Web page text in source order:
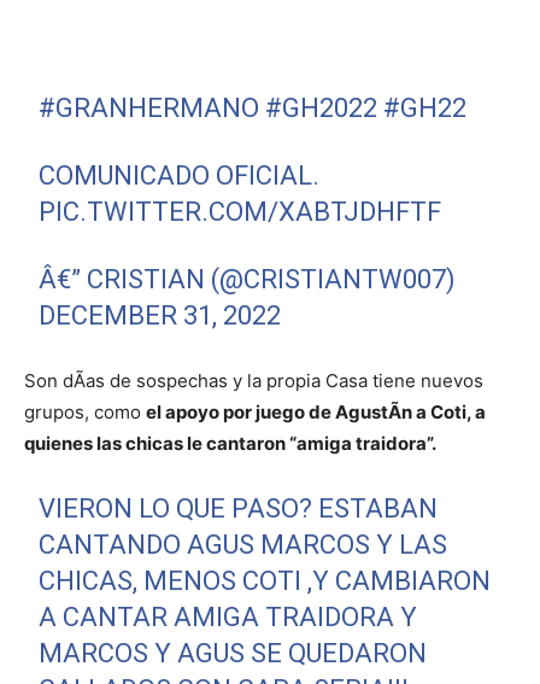
#GRANHERMANO #GH2022 #GH22
COMUNICADO OFICIAL.
PIC.TWITTER.COM/XABTJDHFTF
Â€” CRISTIAN (@CRISTIANTW007)
DECEMBER 31, 2022
Son dÃ­as de sospechas y la propia Casa tiene nuevos
grupos, como el apoyo por juego de AgustÃ­n a Coti, a
quienes las chicas le cantaron “amiga traidora”.
VIERON LO QUE PASO? ESTABAN
CANTANDO AGUS MARCOS Y LAS
CHICAS, MENOS COTI ,Y CAMBIARON
A CANTAR AMIGA TRAIDORA Y
MARCOS Y AGUS SE QUEDARON